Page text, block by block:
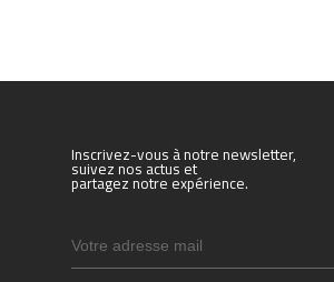
Inscrivez-vous à notre newsletter,
suivez nos actus et
partagez notre expérience.